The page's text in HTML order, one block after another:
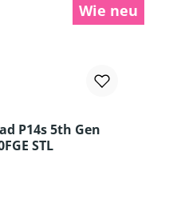
Wie neu
P14s 5th Gen
STL